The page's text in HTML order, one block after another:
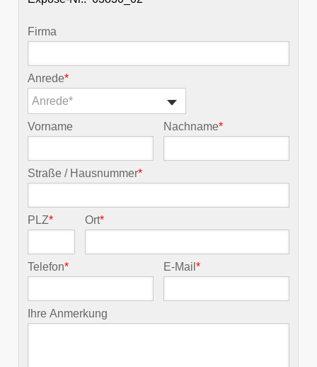
Firma
Anrede*
Anrede*
Vorname Nachname*
Straße / Hausnummer*
PLZ* Ort*
Telefon* E-Mail*
Ihre Anmerkung